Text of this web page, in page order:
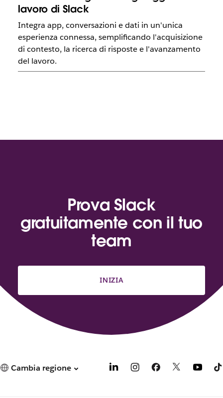
lavoro di Slack
Integra app, conversazioni e dati in un'unica
esperienza connessa, semplificando l'acquisizione
di contesto, la ricerca di risposte e l'avanzamento
del lavoro.
Prova Slack
gratuitamente con il tuo
team
INIZIA
Cambia regione